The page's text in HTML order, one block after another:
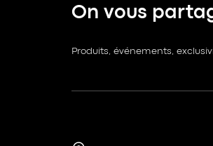
On vous
Produits, événements,